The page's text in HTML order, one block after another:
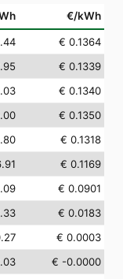
€/kWh
€ 0.1364
€ 0.1339
€ 0.1340
€ 0.1350
€ 0.1318
€ 0.1169
€ 0.0901
€ 0.0183
€ 0.0003
€ -0.0000